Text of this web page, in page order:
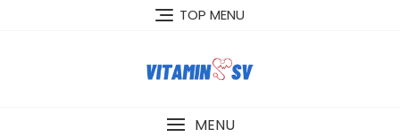
TOP MENU
MENU